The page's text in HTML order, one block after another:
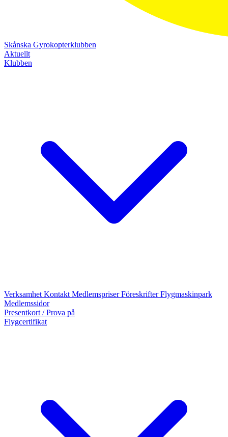
Skånska Gyrokopterklubben
Aktuellt
Klubben
Verksamhet Kontakt MedlemspriserFöreskrifterFlygmaskinpark
Medlemssidor
Presentkort / Prova på
Flygcertifikat